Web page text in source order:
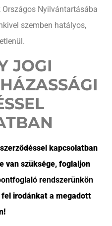
Nyilvántartásába
szemben hatályos,
JOGI
kapcsolatban
van szüksége, foglaljon
rendszerünkön
fel irodánkat a megadott